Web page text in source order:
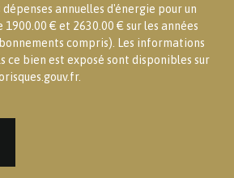
annuelles d'énergie pour un
€ et 2630.00 € sur les années
compris). Les informations
ce bien est exposé sont disponibles sur